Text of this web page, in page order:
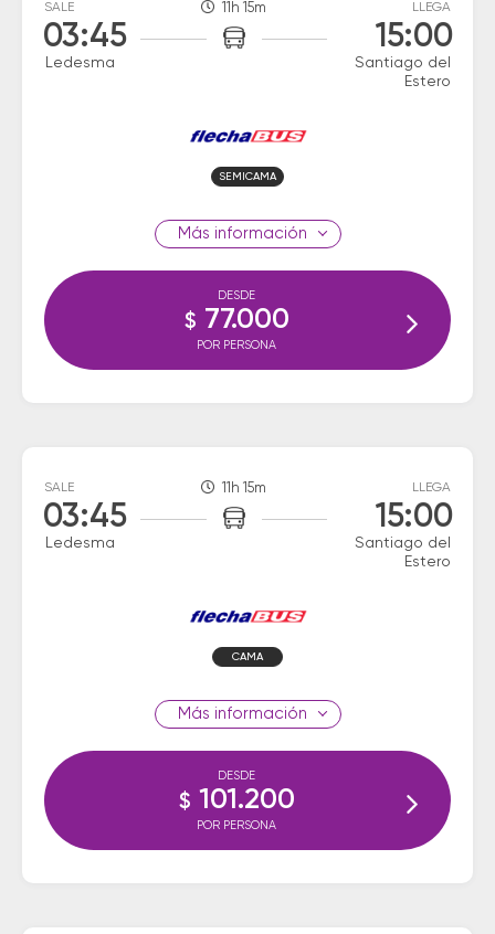
SALE
03:45
Ledesma
11h 15m LLEGA
15:00
Santiago del
Estero
SEMICAMA
información
DESDE
$ 77.000
POR PERSONA
SALE
03:45
Ledesma
11h 15m LLEGA
15:00
Santiago del
Estero
CAMA
información
DESDE
$ 101.200
POR PERSONA